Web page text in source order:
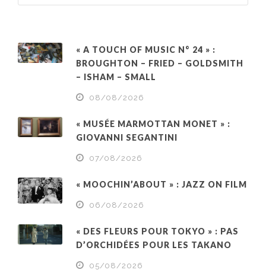
« A TOUCH OF MUSIC N° 24 » :
BROUGHTON – FRIED – GOLDSMITH
– ISHAM – SMALL
08/08/2026
« MUSÉE MARMOTTAN MONET » :
GIOVANNI SEGANTINI
07/08/2026
« MOOCHIN’ABOUT » : JAZZ ON FILM
06/08/2026
« DES FLEURS POUR TOKYO » : PAS
D’ORCHIDÉES POUR LES TAKANO
05/08/2026